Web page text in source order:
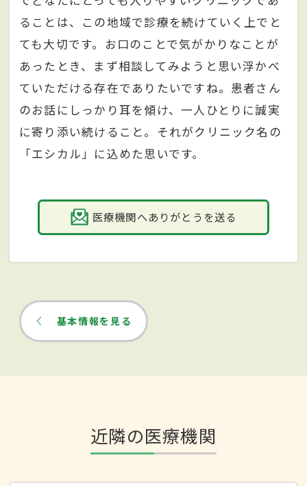
ることは、この地域で診療を続けていく上でと
ても大切です。お口のことで気がかりなことが
あったとき、まず相談してみようと思い浮かべ
ていただける存在でありたいですね。患者さん
のお話にしっかり耳を傾け、一人ひとりに誠実
に寄り添い続けること。それがクリニック名の
「エシカル」に込めた思いです。
医療機関へありがとうを送る
基本情報を見る
近隣の医療機関